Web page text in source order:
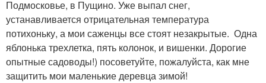
Подмосковье, в Пущино. Уже выпал снег,
устанавливается отрицательная температура
потихоньку, а мои саженцы все стоят незакрытые. Одна
яблонька трехлетка, пять колонок, и вишенки. Дорогие
опытные садоводы!) посоветуйте, пожалуйста, как мне
защитить мои маленькие деревца зимой!